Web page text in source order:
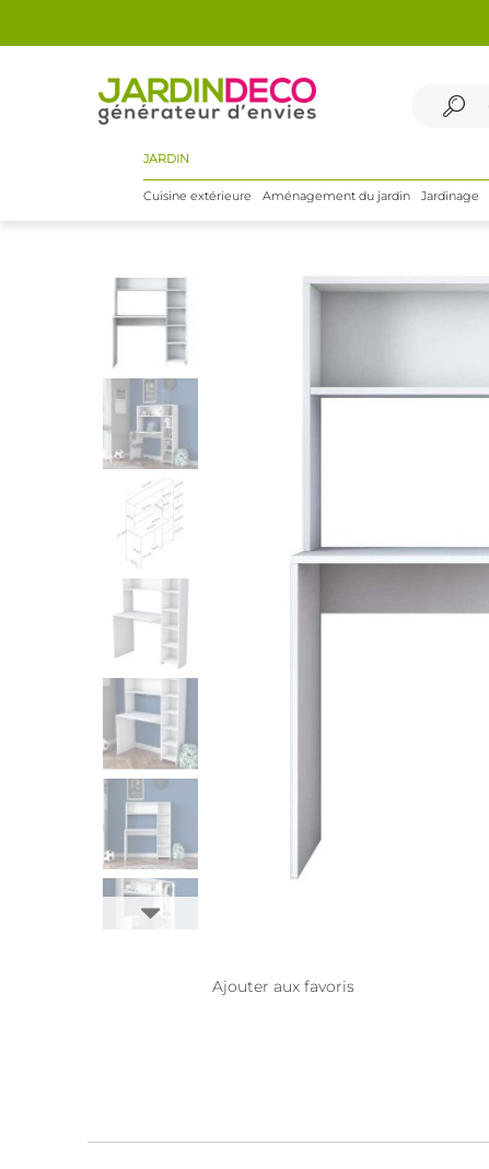
JARDIN
Cuisine extérieure Aménagement du jardin Jardinage
Ajouter aux favoris